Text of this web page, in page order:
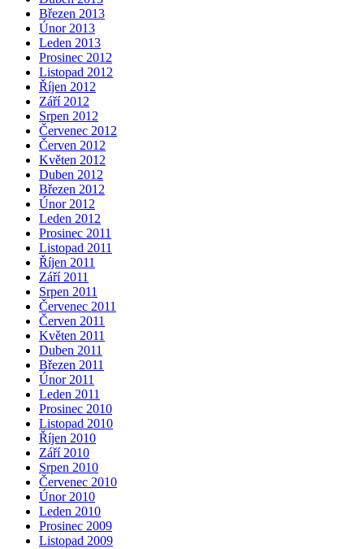
Březen 2013
Únor 2013
Leden 2013
Prosinec 2012
Listopad 2012
Říjen 2012
Září 2012
Srpen 2012
Červenec 2012
Červen 2012
Květen 2012
Duben 2012
Březen 2012
Únor 2012
Leden 2012
Prosinec 2011
Listopad 2011
Říjen 2011
Září 2011
Srpen 2011
Červenec 2011
Červen 2011
Květen 2011
Duben 2011
Březen 2011
Únor 2011
Leden 2011
Prosinec 2010
Listopad 2010
Říjen 2010
Září 2010
Srpen 2010
Červenec 2010
Únor 2010
Leden 2010
Prosinec 2009
Listopad 2009